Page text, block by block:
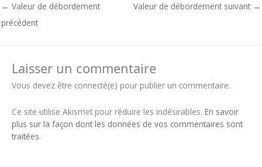
← Valeur de débordement
précédent
Valeur de débordement suivant →
Laisser un commentaire
Vous devez être connecté(e) pour publier un commentaire.
Ce site utilise Akismet pour réduire les indésirables. En savoir
plus sur la façon dont les données de vos commentaires sont
traitées.